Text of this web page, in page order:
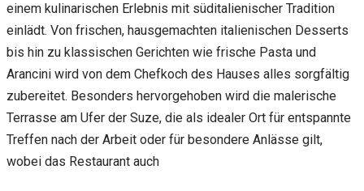
einem kulinarischen Erlebnis mit süditalienischer Tradition
einlädt. Von frischen, hausgemachten italienischen Desserts
bis hin zu klassischen Gerichten wie frische Pasta und
Arancini wird von dem Chefkoch des Hauses alles sorgfältig
zubereitet. Besonders hervorgehoben wird die malerische
Terrasse am Ufer der Suze, die als idealer Ort für entspannte
Treffen nach der Arbeit oder für besondere Anlässe gilt,
wobei das Restaurant auch